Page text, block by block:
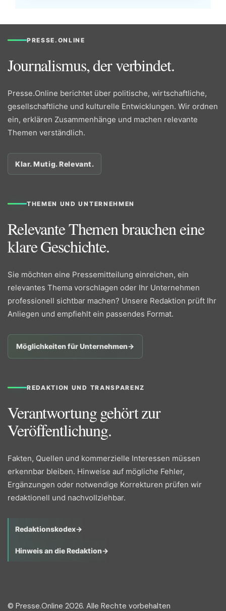
PRESSE.ONLINE
Journalismus, der verbindet.
Presse.Online berichtet über politische, wirtschaftliche,
gesellschaftliche und kulturelle Entwicklungen. Wir ordnen
ein, erklären Zusammenhänge und machen relevante
Themen verständlich.
Klar. Mutig. Relevant.
THEMEN UND UNTERNEHMEN
Relevante Themen brauchen eine
klare Geschichte.
Sie möchten eine Pressemitteilung einreichen, ein
relevantes Thema vorschlagen oder Ihr Unternehmen
professionell sichtbar machen? Unsere Redaktion prüft Ihr
Anliegen und empfiehlt ein passendes Format.
Möglichkeiten für Unternehmen→
REDAKTION UND TRANSPARENZ
Verantwortung gehört zur
Veröffentlichung.
Fakten, Quellen und kommerzielle Interessen müssen
erkennbar bleiben. Hinweise auf mögliche Fehler,
Ergänzungen oder notwendige Korrekturen prüfen wir
redaktionell und nachvollziehbar.
Redaktionskodex→
Hinweis an die Redaktion→
© Presse.Online 2026. Alle Rechte vorbehalten